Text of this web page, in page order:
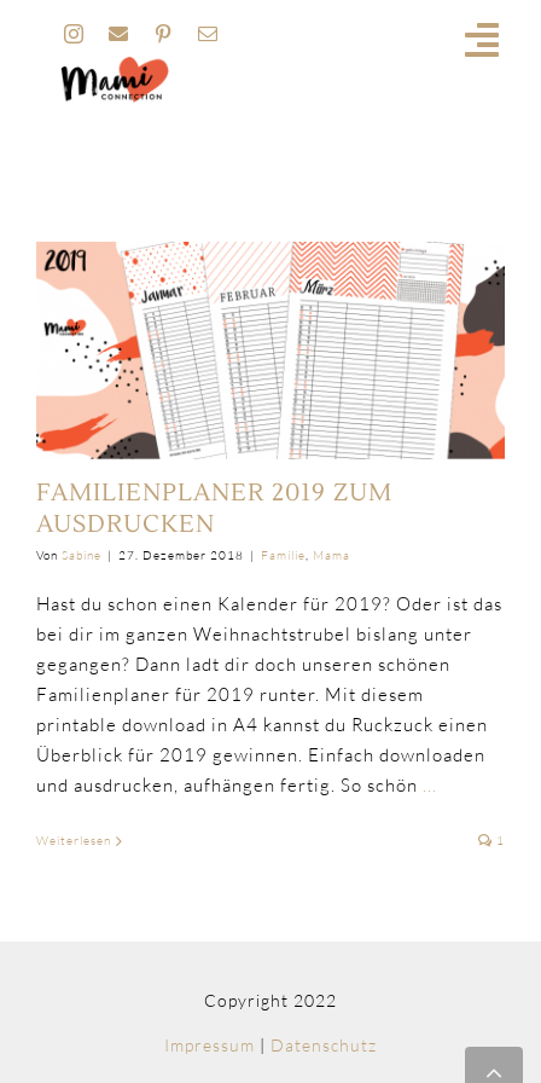
springen
FAMILIENPLANER 2019 ZUM
AUSDRUCKEN
Von Sabine | 27. Dezember 2018 | Familie, Mama
Hast du schon einen Kalender für 2019? Oder ist das
bei dir im ganzen Weihnachtstrubel bislang unter
gegangen? Dann ladt dir doch unseren schönen
Familienplaner für 2019 runter. Mit diesem
printable download in A4 kannst du Ruckzuck einen
Überblick für 2019 gewinnen. Einfach downloaden
und ausdrucken, aufhängen fertig. So schön ...
Weiterlesen 1
Copyright 2022
Impressum | Datenschutz